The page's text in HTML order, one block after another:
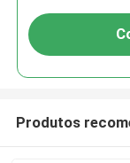
Produtos